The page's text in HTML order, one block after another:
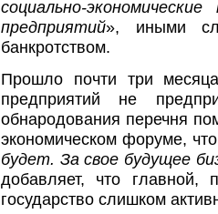
социально-
предприятий», иными
банкротством.
Прошло почти три
предприятий не
обнародования перечня
экономическом форуме,
будет. За свое будущее
добавляет, что главной,
государство слишком